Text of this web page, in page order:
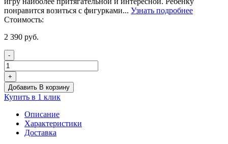
понравится возиться с фигурками... Узнать подробнее
Стоимость:
2 390 руб.
-
Количество
товара
Поле
для
многофункционального
Ферма
105x75
+
Добавить В корзину
Купить в 1 клик
Описание
Характеристики
Доставка